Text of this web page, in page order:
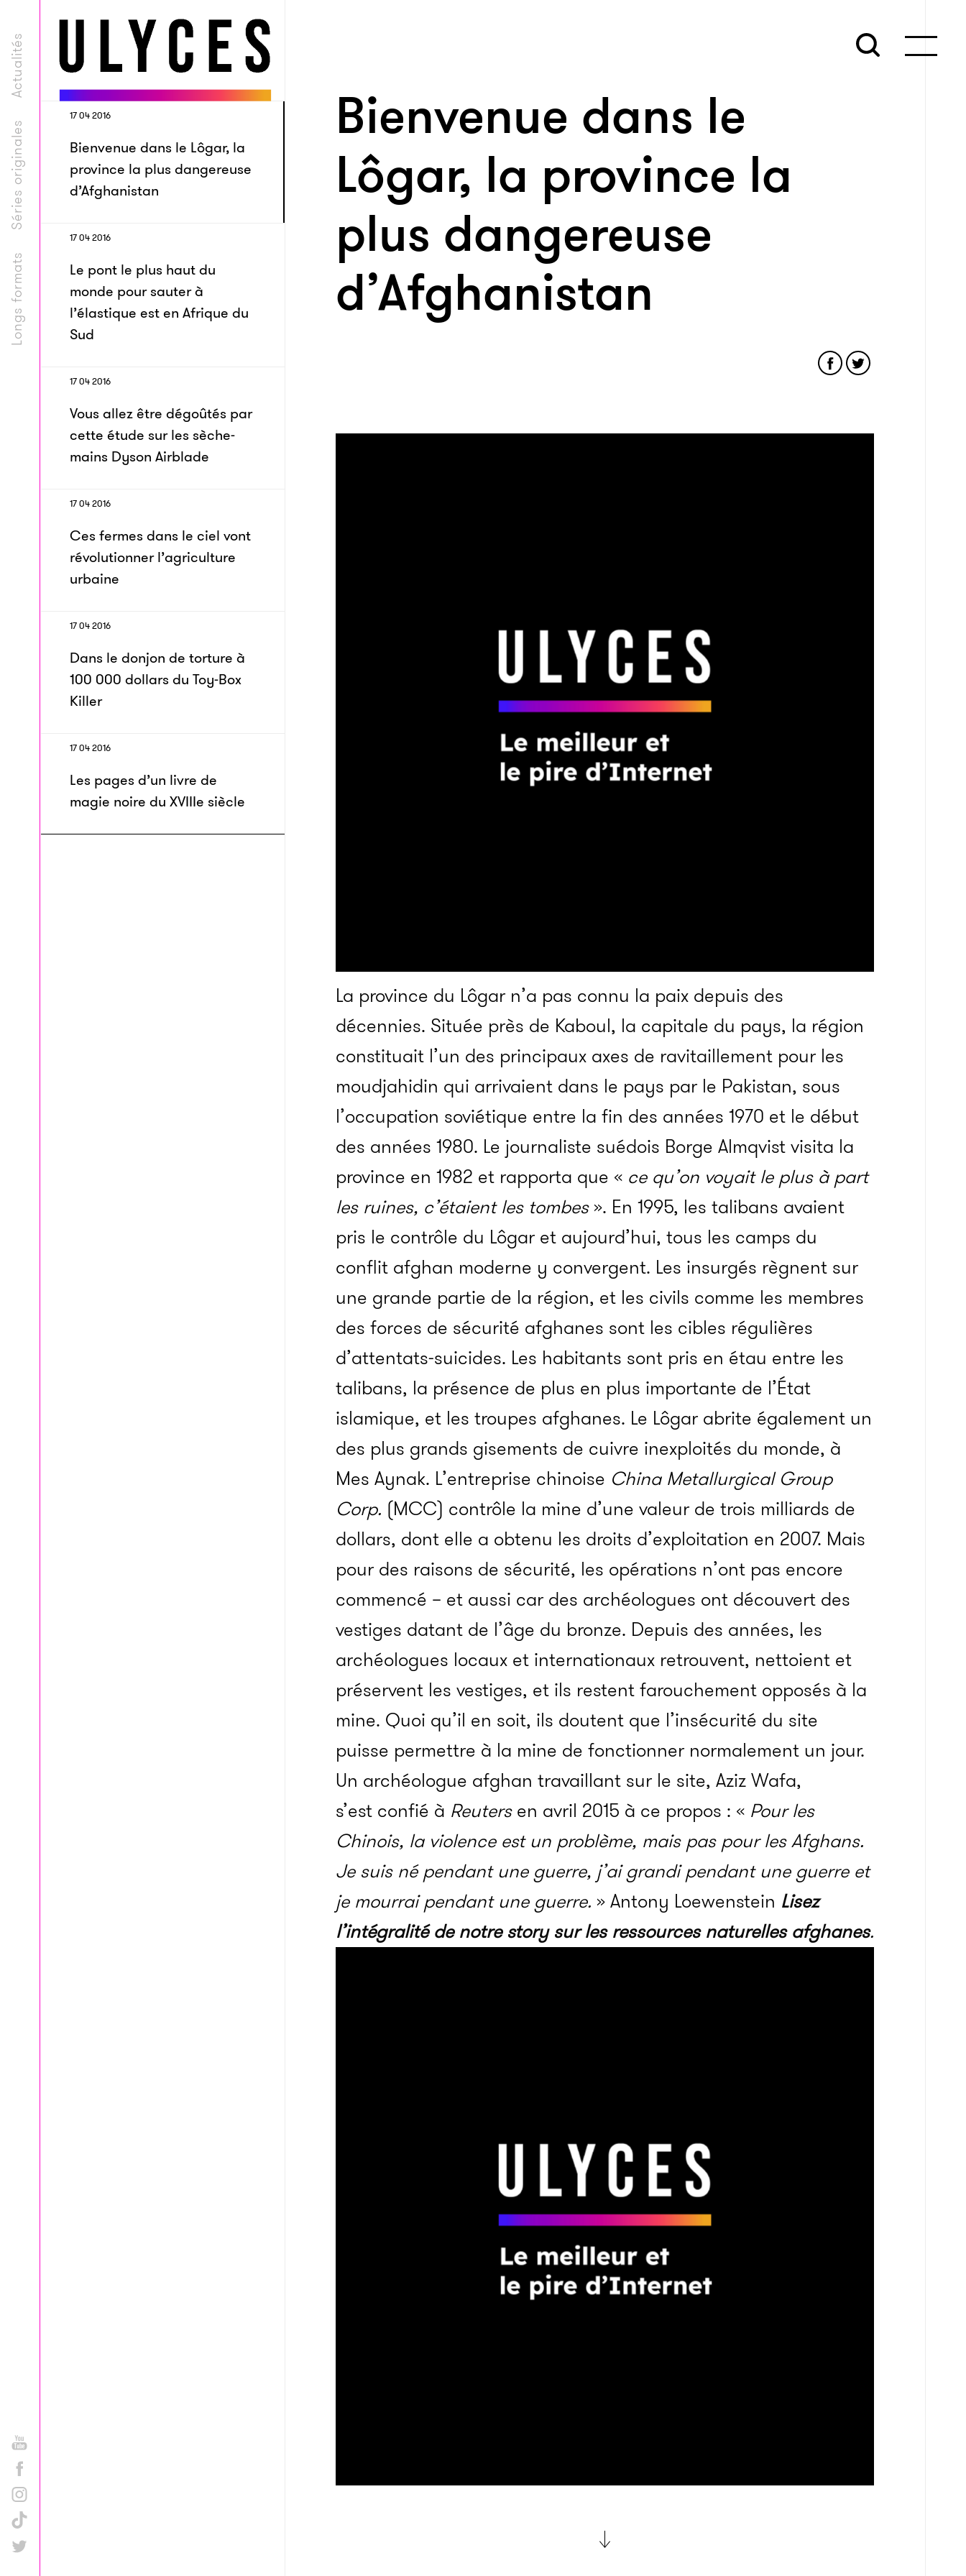
Longs formats
Séries originales
Actualités
17 04 2016
Bienvenue dans le Lôgar, la
province la plus dangereuse
d’Afghanistan
17 04 2016
Le pont le plus haut du
monde pour sauter à
l’élastique est en Afrique du
Sud
17 04 2016
Vous allez être dégoûtés par
cette étude sur les sèche-
mains Dyson Airblade
17 04 2016
Ces fermes dans le ciel vont
révolutionner l’agriculture
urbaine
17 04 2016
Dans le donjon de torture à
100 000 dollars du Toy-Box
Killer
17 04 2016
Les pages d’un livre de
magie noire du XVIIIe siècle
Bienvenue dans le
Lôgar, la province la
plus dangereuse
d’Afghanistan
La province du Lôgar n’a pas connu la paix depuis des
décennies. Située près de Kaboul, la capitale du pays, la région
constituait l’un des principaux axes de ravitaillement pour les
moudjahidin qui arrivaient dans le pays par le Pakistan, sous
l’occupation soviétique entre la fin des années 1970 et le début
des années 1980. Le journaliste suédois Borge Almqvist visita la
province en 1982 et rapporta que « ce qu’on voyait le plus à part
les ruines, c’étaient les tombes». En 1995, les talibans avaient
pris le contrôle du Lôgar et aujourd’hui, tous les camps du
conflit afghan moderne y convergent. Les insurgés règnent sur
une grande partie de la région, et les civils comme les membres
des forces de sécurité afghanes sont les cibles régulières
d’attentats-suicides. Les habitants sont pris en étau entre les
talibans, la présence de plus en plus importante de l’État
islamique, et les troupes afghanes. Le Lôgar abrite également un
des plus grands gisements de cuivre inexploités du monde, à
Mes Aynak. L’entreprise chinoise China Metallurgical Group
Corp. (MCC) contrôle la mine d’une valeur de trois milliards de
dollars, dont elle a obtenu les droits d’exploitation en 2007. Mais
pour des raisons de sécurité, les opérations n’ont pas encore
commencé – et aussi car des archéologues ont découvert des
vestiges datant de l’âge du bronze. Depuis des années, les
archéologues locaux et internationaux retrouvent, nettoient et
préservent les vestiges, et ils restent farouchement opposés à la
mine. Quoi qu’il en soit, ils doutent que l’insécurité du site
puisse permettre à la mine de fonctionner normalement un jour.
Un archéologue afghan travaillant sur le site, Aziz Wafa,
s’est confié à Reutersen avril 2015 à ce propos : « Pour les
Chinois, la violence est un problème, mais pas pour les Afghans.
Je suis né pendant une guerre, j’ai grandi pendant une guerre et
je mourrai pendant une guerre. » Antony Loewenstein Lisez
l’intégralité de notre story sur les ressources naturelles afghanes.